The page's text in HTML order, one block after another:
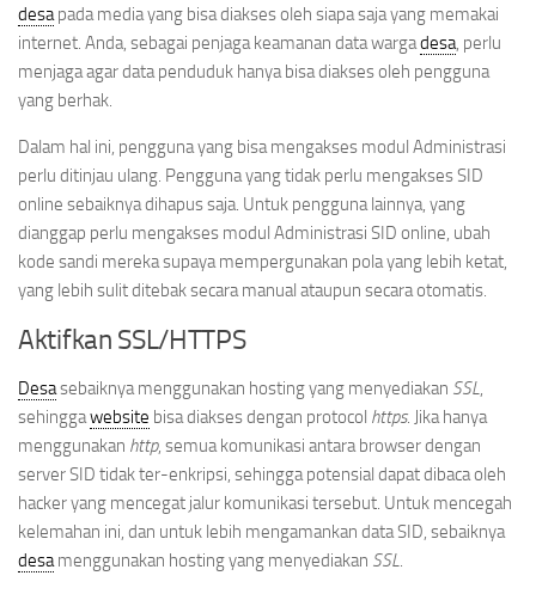
desapada media yang bisa diakses oleh siapa saja yang memakai
internet. Anda, sebagai penjaga keamanan data wargadesa, perlu
menjaga agar data penduduk hanya bisa diakses oleh pengguna
yang berhak.
Dalam hal ini, pengguna yang bisa mengakses modul Administrasi
perlu ditinjau ulang. Pengguna yang tidak perlu mengakses SID
online sebaiknya dihapus saja. Untuk pengguna lainnya, yang
dianggap perlu mengakses modul Administrasi SID online, ubah
kode sandi mereka supaya mempergunakan pola yang lebih ketat,
yang lebih sulit ditebak secara manual ataupun secara otomatis.
Aktifkan SSL/HTTPS
Desasebaiknya menggunakan hosting yang menyediakan SSL,
sehinggawebsite bisa diakses dengan protocol https. Jika hanya
menggunakan http, semua komunikasi antara browser dengan
server SID tidak ter-enkripsi, sehingga potensial dapat dibaca oleh
hacker yang mencegat jalur komunikasi tersebut. Untuk mencegah
kelemahan ini, dan untuk lebih mengamankan data SID, sebaiknya
desamenggunakan hosting yang menyediakan SSL.